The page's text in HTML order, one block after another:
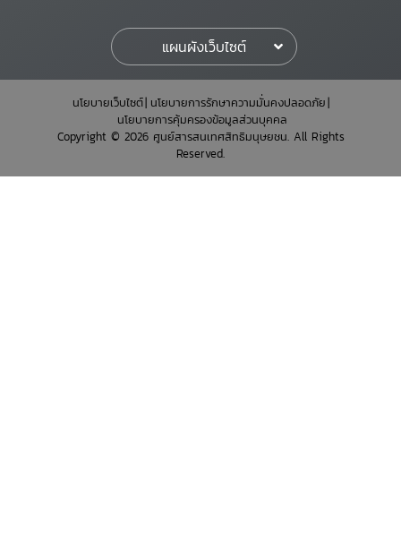
แผนผังเว็บไซต์
นโยบายเว็บไซต์ นโยบายการรักษาความมั่นคงปลอดภัย
นโยบายการคุ้มครองข้อมูลส่วนบุคคล
Copyright © 2026 ศูนย์สารสนเทศสิทธิมนุษยชน. All Rights
Reserved.